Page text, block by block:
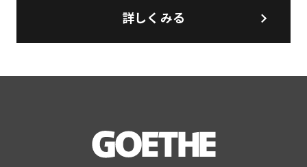
詳しくみる